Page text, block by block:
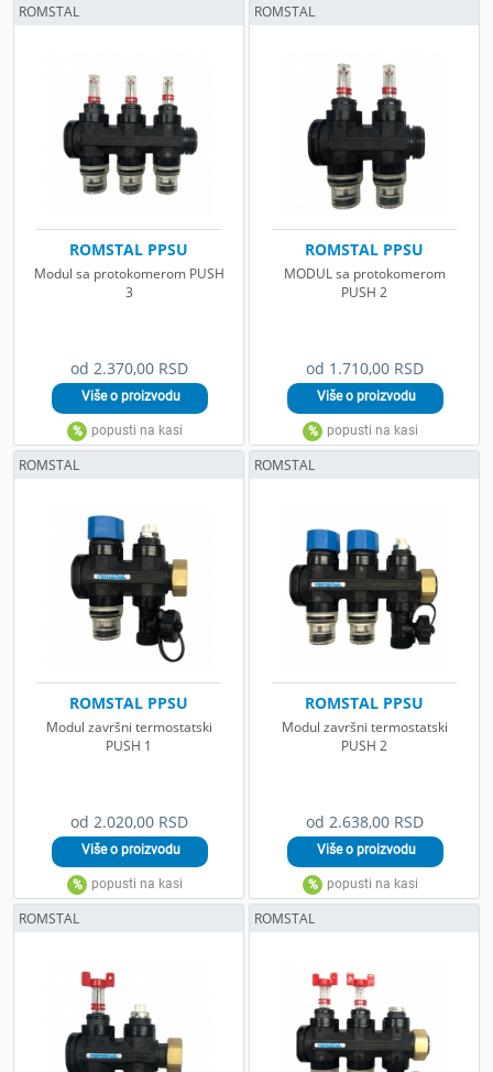
od 2.370,00 RSD
ROMSTAL PPSU
Modul sa protokomerom PUSH
3
ROMSTAL
od 1.710,00 RSD
ROMSTAL PPSU
MODUL sa protokomerom
PUSH 2
ROMSTAL
od 2.020,00 RSD
ROMSTAL PPSU
Modul završni termostatski
PUSH 1
ROMSTAL
od 2.638,00 RSD
ROMSTAL PPSU
Modul završni termostatski
PUSH 2
ROMSTAL
ROMSTAL ROMSTAL